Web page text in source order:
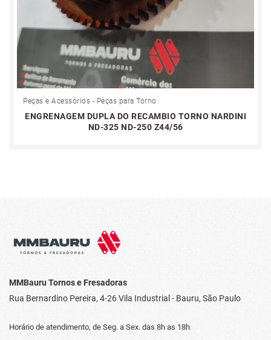
Peças e Acessórios - Peças para Torno
ENGRENAGEM DUPLA DO RECAMBIO TORNO NARDINI
ND-325 ND-250 Z44/56
MMBauru Tornos e Fresadoras
Rua Bernardino Pereira, 4-26Vila Industrial - Bauru, São Paulo
Horário de atendimento, de Seg. a Sex. das 8h as 18h